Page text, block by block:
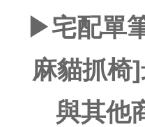
▶宅配單
麻貓抓椅]
與其他